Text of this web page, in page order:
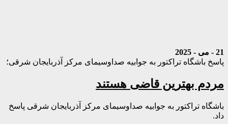
21 - می - 2025
پاسخ باشگاه تراکتور به جوابیه صداوسیمای مرکز آذربایجان شرقی؛
مردم بهترین قاضی هستند
باشگاه تراکتور به جوابیه صداوسیمای مرکز آذربایجان شرقی پاسخ
داد.